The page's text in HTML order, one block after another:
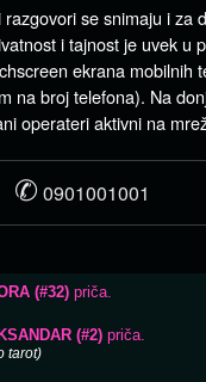
se snimaju i za
i tajnost je uvek u
ekrana mobilnih
na broj telefona). Na
operateri aktivni na
✆ 0901001001